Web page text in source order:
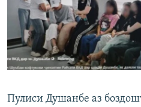
Пулиси Душанбе аз